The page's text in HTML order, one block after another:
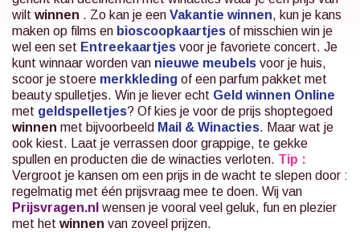
wilt winnen . Zo kan je een Vakantie winnen, kun je kans
maken op films en bioscoopkaartjes of misschien win je
wel een set Entreekaartjes voor je favoriete concert. Je
kunt winnaar worden van nieuwe meubels voor je huis,
scoor je stoere merkkleding of een parfum pakket met
beauty spulletjes. Win je liever echt Geld winnen Online
met geldspelletjes? Of kies je voor de prijs shoptegoed
winnen met bijvoorbeeld Mail & Winacties. Maar wat je
ook kiest. Laat je verrassen door grappige, te gekke
spullen en producten die de winacties verloten. Tip :
Vergroot je kansen om een prijs in de wacht te slepen door :
regelmatig met één prijsvraag mee te doen. Wij van
Prijsvragen.nl wensen je vooral veel geluk, fun en plezier
met het winnen van zoveel prijzen.